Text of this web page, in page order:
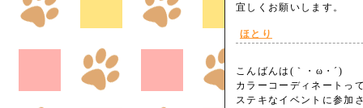
宜しくお願いします。
ほとり
こんばんは(｀・ω・´)
カラーコーディネートっ
ステキなイベントに参加